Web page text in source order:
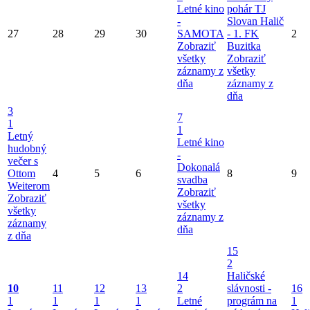
27 28 29 30
Letné kino
-
SAMOTA
Zobraziť
všetky
záznamy z
dňa
pohár TJ
Slovan Halič
- 1. FK
Buzitka
Zobraziť
všetky
záznamy z
dňa
2
3
1
Letný
hudobný
večer s
Ottom
Weiterom
Zobraziť
všetky
záznamy
z dňa
4 5 6
7
1
Letné kino
-
Dokonalá
svadba
Zobraziť
všetky
záznamy z
dňa
8 9
10
1
11
1
12
1
13
1
14
2
Letné
15
2
Haličské
slávnosti -
prográm na
16
1